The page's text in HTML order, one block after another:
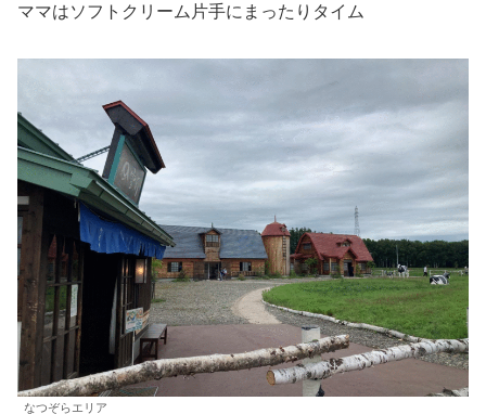
ママはソフトクリーム片手にまったりタイム
なつぞらエリア